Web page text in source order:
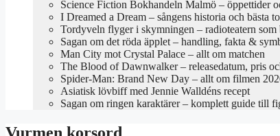
Science Fiction Bokhandeln Malmö – öppettider
I Dreamed a Dream – sångens historia och bästa
Tordyveln flyger i skymningen – radioteatern
Sagan om det röda äpplet – handling, fakta &
Man City mot Crystal Palace – allt om matchen
The Blood of Dawnwalker – releasedatum, pris
Spider-Man: Brand New Day – allt om filmen
Asiatisk lövbiff med Jennie Walldéns recept
Sagan om ringen karaktärer – komplett guide till